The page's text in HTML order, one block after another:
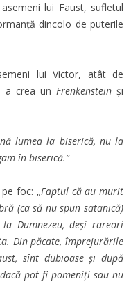
lui Faust, sufletul
dincolo de puterile
lui Victor, atât de
a crea un Frenkenstein și
lumea la biserică, nu la
în biserică.”
foc: „Faptul că au murit
(ca să nu spun satanică)
Dumnezeu, deşi rareori
Din păcate, împrejurările
sînt dubioase şi după
pot fi pomeniţi sau nu